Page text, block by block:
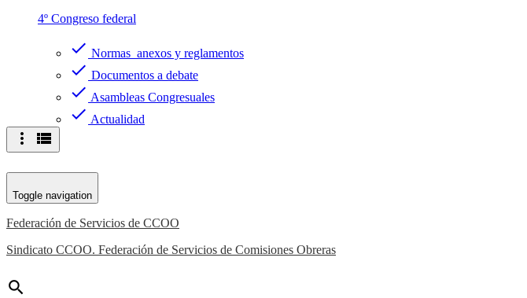
4º Congreso federal
check Normas anexos y reglamentos
check Documentos a debate
check Asambleas Congresuales
check Actualidad
more_vert view_list
Toggle navigation
Federación de Servicios de CCOO
Sindicato CCOO. Federación de Servicios de Comisiones Obreras
search